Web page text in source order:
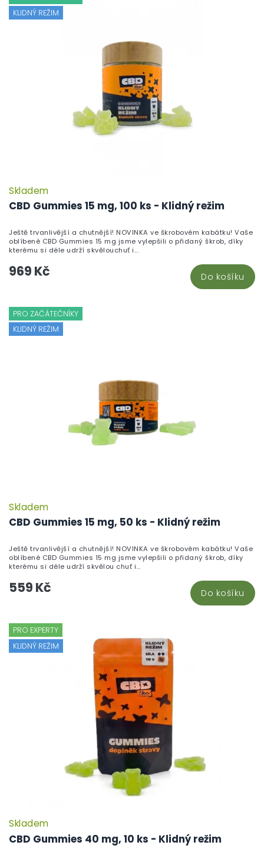
KLIDNÝ REŽIM
CBD Gummies 15 mg, 100 ks - Klidný režim
Skladem
969 Kč Do košíku
Ještě trvanlivější a chutnější! NOVINKA ve škrobovém kabátku! Vaše
oblíbené CBD Gummies 15 mg jsme vylepšili o přidaný škrob, díky
kterému si déle udrží skvělouchuť i...
PRO ZAČÁTEČNÍKY
KLIDNÝ REŽIM
CBD Gummies 15 mg, 50 ks - Klidný režim
Skladem
559 Kč Do košíku
Ještě trvanlivější a chutnější! NOVINKA ve škrobovém kabátku! Vaše
oblíbené CBD Gummies 15 mg jsme vylepšili o přidaný škrob, díky
kterému si déle udrží skvělou chuť i...
PRO EXPERTY
KLIDNÝ REŽIM
CBD Gummies 40 mg, 10 ks - Klidný režim
Skladem